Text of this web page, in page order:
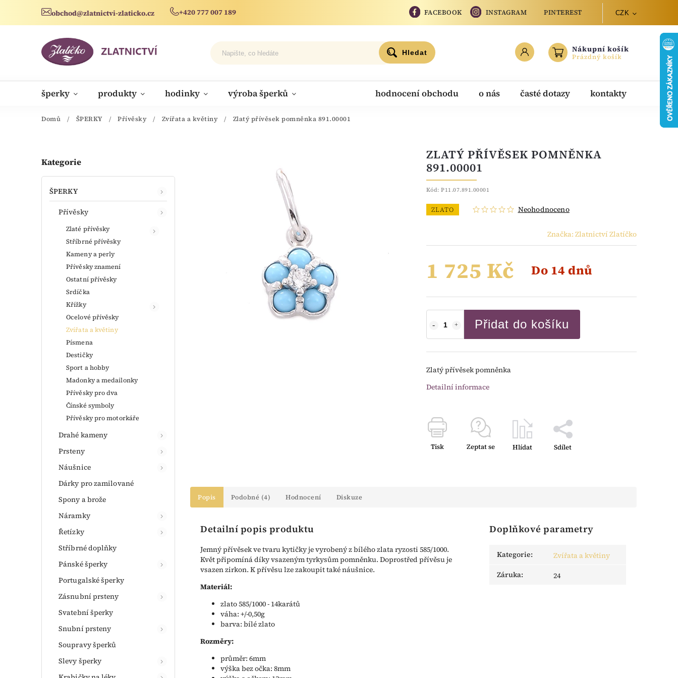
obchod@zlatnictvi-zlaticko.cz +420 777 007 189 FACEBOOK INSTAGRAM PINTEREST CZK
Hledat Nákupní košík
Prázdný košík
šperky produkty hodinky výroba šperků hodnocení obchodu o nás časté dotazy kontakty
novinky
Domů / ŠPERKY / Přívěsky / Zvířata a květiny / Zlatý přívěsek pomněnka 891.00001
Kategorie
ŠPERKY
Přívěsky
Zlaté přívěsky
Stříbrné přívěsky
Kameny a perly
Přívěsky znamení
Ostatní přívěsky
Srdíčka
Křížky
Ocelové přívěsky
Zvířata a květiny
Písmena
Destičky
Sport a hobby
Madonky a medailonky
Přívěsky pro dva
Čínské symboly
Přívěsky pro motorkáře
Drahé kameny
Prsteny
Náušnice
Dárky pro zamilované
Spony a brože
Náramky
Řetízky
Stříbrné doplňky
Pánské šperky
Portugalské šperky
Zásnubní prsteny
Svatební šperky
Snubní prsteny
Soupravy šperků
Slevy šperky
ZLATÝ PŘÍVĚSEK POMNĚNKA
891.00001
Kód: P11.07.891.00001
ZLATO Neohodnoceno
Značka: Zlatnictví Zlatíčko
1 725 Kč Do 14 dnů
Přidat do košíku
Zlatý přívěsek pomněnka
Detailní informace
Tisk Zeptat se Hlídat Sdílet
Popis Podobné (4) Hodnocení Diskuze
Detailní popis produktu
Jemný přívěsek ve tvaru kytičky je vyrobený z bílého zlata ryzosti 585/1000.
Květ připomíná díky vsazeným tyrkysům pomněnku. Doprostřed přívěsu je
vsazen zirkon. K přívěsu lze zakoupit také náušnice.
Materiál:
zlato 585/1000 - 14karátů
váha: +/-0,50g
barva: bílé zlato
Rozměry:
průměr: 6mm
výška bez očka: 8mm
Doplňkové parametry
Kategorie:
Zvířata a květiny
Záruka: 24